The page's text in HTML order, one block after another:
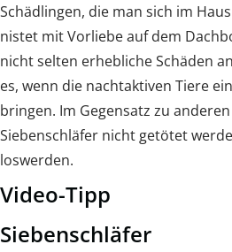
Schädlingen, die man sich im
nistet mit Vorliebe auf dem
nicht selten erhebliche Schäden
es, wenn die nachtaktiven Tiere
bringen. Im Gegensatz zu
Siebenschläfer nicht getötet
loswerden.
Video-Tipp
Siebenschläfer